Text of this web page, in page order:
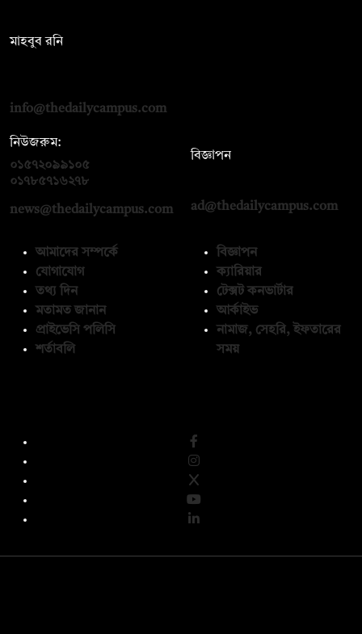
মাহবুব রনি
info@thedailycampus.com
নিউজরুম:
০১৫৭২০৯৯১০৫
০১৭৮৫৭১৬২৭৮
news@thedailycampus.com
বিজ্ঞাপন
ad@thedailycampus.com
আমাদের সম্পর্কে
যোগাযোগ
তথ্য দিন
মতামত জানান
প্রাইভেসি পলিসি
শর্তাবলি
বিজ্ঞাপন
ক্যারিয়ার
টেক্সট কনভার্টার
আর্কাইভ
নামাজ, সেহরি, ইফতারের
সময়